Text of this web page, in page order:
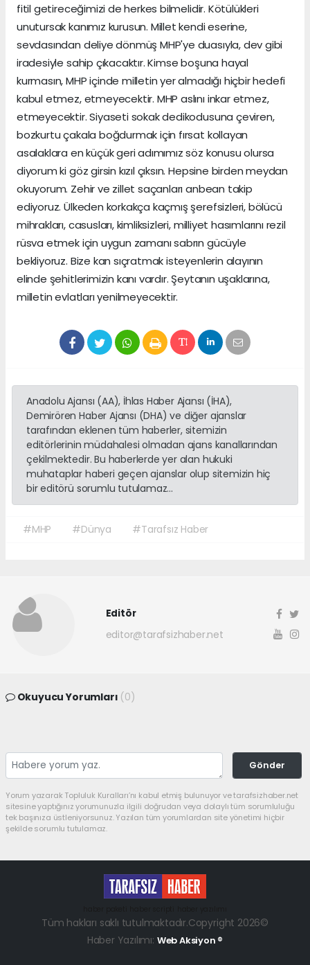
fitil getireceğimizi de herkes bilmelidir. Kötülükleri
unutursak kanımız kurusun. Millet kendi eserine,
sevdasından deliye dönmüş MHP'ye duasıyla, dev gibi
iradesiyle sahip çıkacaktır. Kimse boşuna hayal
kurmasın, MHP içinde milletin yer almadığı hiçbir hedefi
kabul etmez, etmeyecektir. MHP aslını inkar etmez,
etmeyecektir. Siyaseti sokak dedikodusuna çeviren,
bozkurtu çakala boğdurmak için fırsat kollayan
asalaklara en küçük geri adımımız söz konusu olursa
diyorum ki göz girsin kızıl çıksın. Hepsine birden meydan
okuyorum. Zehir ve zillet saçanları anbean takip
ediyoruz. Ülkeden korkakça kaçmış şerefsizleri, bölücü
mihrakları, casusları, kimliksizleri, milliyet hasımlarını rezil
rüsva etmek için uygun zamanı sabrın gücüyle
bekliyoruz. Bize kan sıçratmak isteyenlerin alayının
elinde şehitlerimizin kanı vardır. Şeytanın uşaklarına,
milletin evlatları yenilmeyecektir.
Anadolu Ajansı (AA), İhlas Haber Ajansı (İHA),
Demirören Haber Ajansı (DHA) ve diğer ajanslar
tarafından eklenen tüm haberler, sitemizin
editörlerinin müdahalesi olmadan ajans kanallarından
çekilmektedir. Bu haberlerde yer alan hukuki
muhataplar haberi geçen ajanslar olup sitemizin hiç
bir editörü sorumlu tutulamaz...
#MHP #Dünya #Tarafsız Haber
Editör
editor@tarafsizhaber.net
Okuyucu Yorumları (0)
Gönder
Yorum yazarak Topluluk Kuralları’nı kabul etmiş bulunuyor ve tarafsizhaber.net
sitesine yaptığınız yorumunuzla ilgili doğrudan veya dolaylı tüm sorumluluğu
tek başınıza üstleniyorsunuz. Yazılan tüm yorumlardan site yönetimi hiçbir
şekilde sorumlu tutulamaz.
Tüm hakları saklı tutulmaktadır.Copyright 2026©
Haber Yazılımı: Web Aksiyon ®